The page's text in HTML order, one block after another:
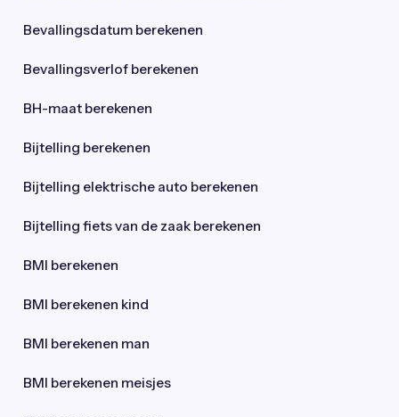
Bevallingsdatum berekenen
Bevallingsverlof berekenen
BH-maat berekenen
Bijtelling berekenen
Bijtelling elektrische auto berekenen
Bijtelling fiets van de zaak berekenen
BMI berekenen
BMI berekenen kind
BMI berekenen man
BMI berekenen meisjes